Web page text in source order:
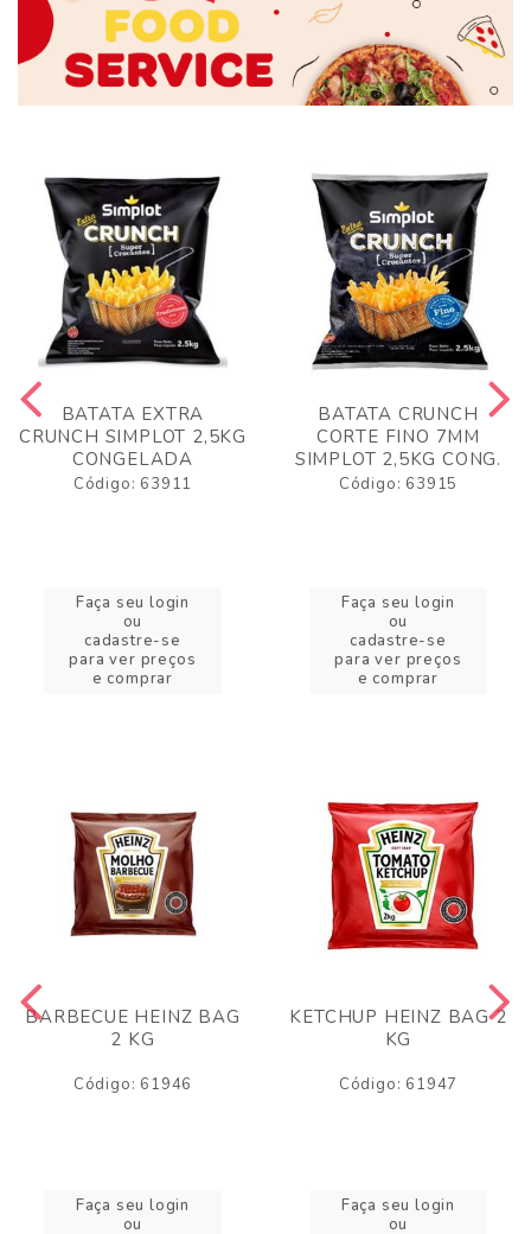
BATATA EXTRA
CRUNCH SIMPLOT 2,5KG
CONGELADA
Código: 63911
Faça seu login
ou
cadastre-se
para ver preços
e comprar
BATATA CRUNCH
CORTE FINO 7MM
SIMPLOT 2,5KG CONG.
Código: 63915
Faça seu login
ou
cadastre-se
para ver preços
e comprar
BARBECUE HEINZ BAG
2 KG
Código: 61946
Faça seu login
ou
KETCHUP HEINZ BAG 2
KG
Código: 61947
Faça seu login
ou